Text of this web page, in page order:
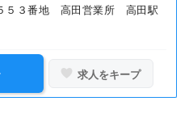
５３番地 高田営業所 高田駅
求人をキープ